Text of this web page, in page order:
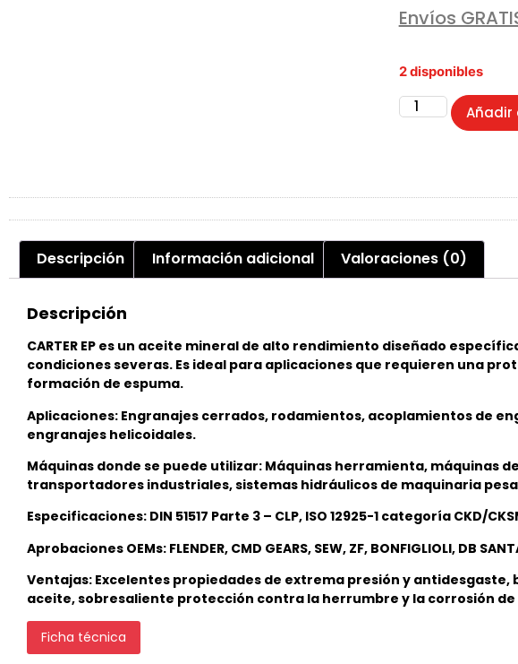
Envíos
2 disponibles
Añadir
Descripción Información adicional Valoraciones (0)
Descripción
CARTER EP es un aceite mineral de alto rendimiento diseñado
condiciones severas. Es ideal para aplicaciones que requieren una
formación de espuma.
Aplicaciones: Engranajes cerrados, rodamientos, acoplamientos de
engranajes helicoidales.
Máquinas donde se puede utilizar: Máquinas herramienta, máquinas
transportadores industriales, sistemas hidráulicos de maquinaria
Especificaciones: DIN 51517 Parte 3 – CLP, ISO 12925-1 categoría CKD/
Aprobaciones OEMs: FLENDER, CMD GEARS, SEW, ZF, BONFIGLIOLI, DB
Ventajas: Excelentes propiedades de extrema presión y
aceite, sobresaliente protección contra la herrumbre y la corrosión
Ficha técnica